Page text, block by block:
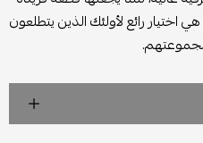
ورمزًا للفخامة والأناقة. إن حقيبة LV هي اختيار رائع لأولئك الذين يتطلعون